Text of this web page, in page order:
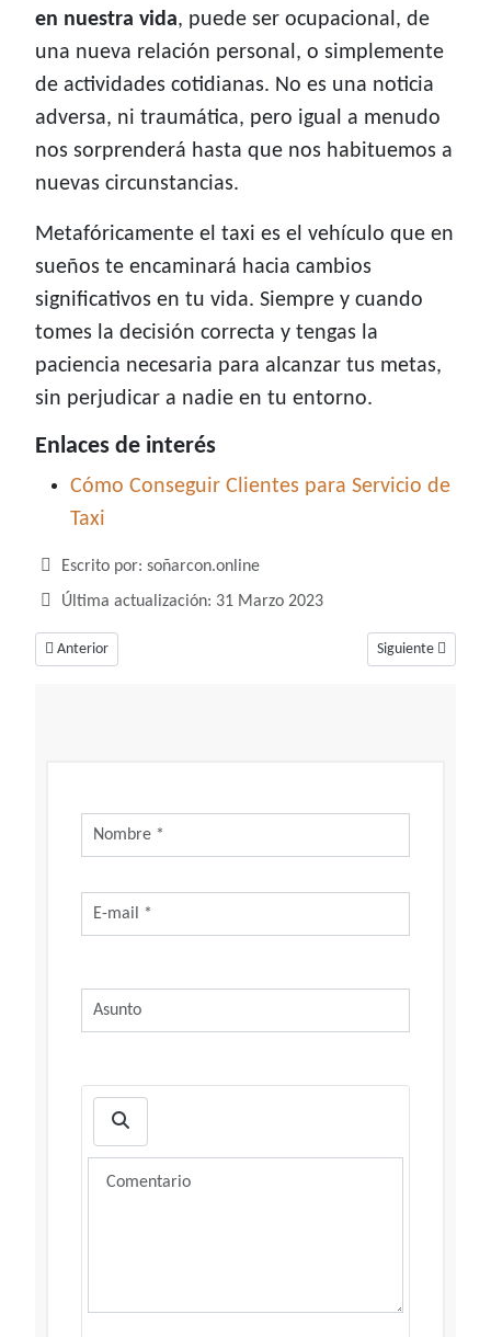
en nuestra vida, puede ser ocupacional, de
una nueva relación personal, o simplemente
de actividades cotidianas. No es una noticia
adversa, ni traumática, pero igual a menudo
nos sorprenderá hasta que nos habituemos a
nuevas circunstancias.
Metafóricamente el taxi es el vehículo que en
sueños te encaminará hacia cambios
significativos en tu vida. Siempre y cuando
tomes la decisión correcta y tengas la
paciencia necesaria para alcanzar tus metas,
sin perjudicar a nadie en tu entorno.
Enlaces de interés
Cómo Conseguir Clientes para Servicio de
Taxi
Detalles
Escrito por: soñarcon.online
Última actualización: 31 Marzo 2023
Artículo anterior: Soñar con tarántulas, ¿Una referencia al éxito y al
Anterior Artículo
Siguiente